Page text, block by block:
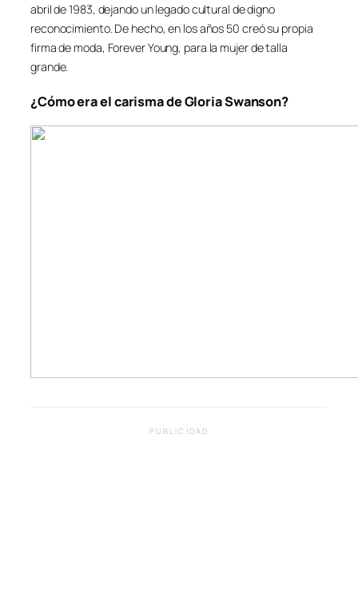
abril de 1983, dejando un legado cultural de digno
reconocimiento. De hecho, en los años 50 creó su propia
firma de moda, Forever Young, para la mujer de talla
grande.
¿Cómo era el carisma de Gloria Swanson?
PUBLICIDAD